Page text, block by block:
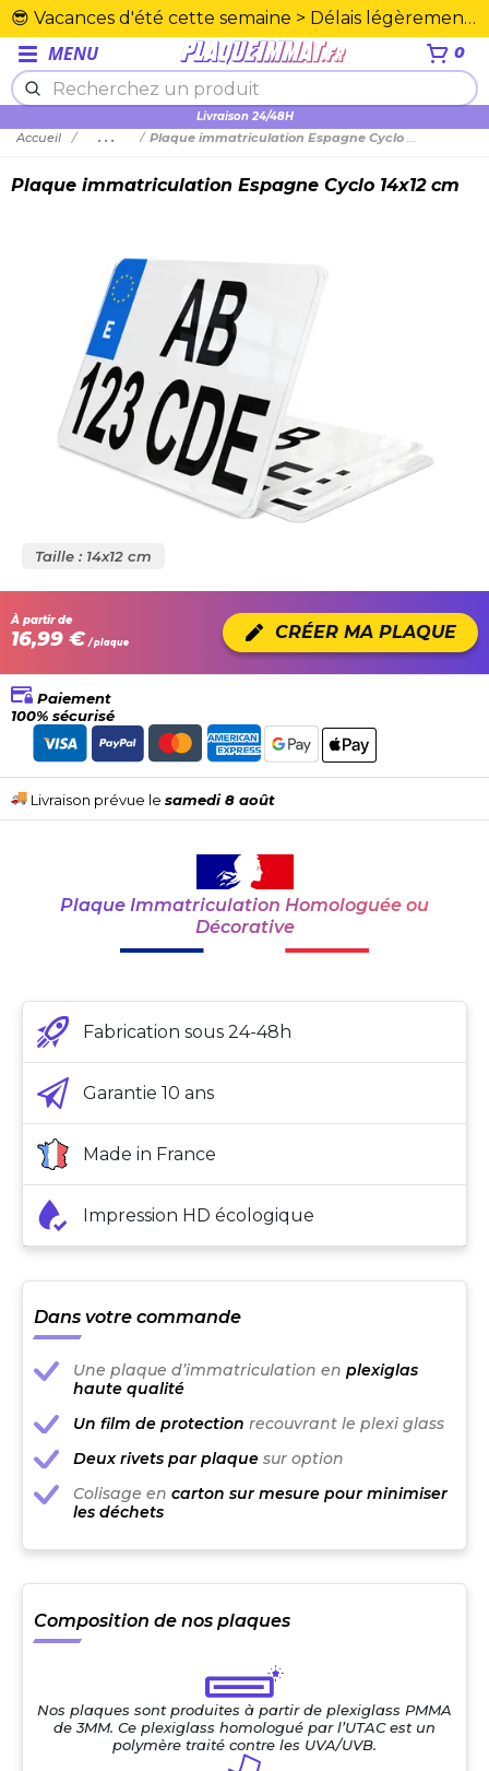
😎 Vacances d'été cette semaine > Délais légèrement rallongés. Merci☀️
MENU 0
Plexiglas en PMMA supérieure
Accueil ... Plaque immatriculation Espagne Cyclo 14x12 cm
Plaque immatriculation Espagne Cyclo 14x12 cm
Taille : 14x12 cm
À partir de
16,99 € / plaque CRÉER MA PLAQUE
Paiement
100% sécurisé
Livraison prévue le samedi 8 août
Plaque Immatriculation Homologuée ou
Décorative
Fabrication sous 24-48h
Garantie 10 ans
Made in France
Impression HD écologique
Dans votre commande
Une plaque d’immatriculation en plexiglas
haute qualité
Un film de protection recouvrant le plexi glass
Deux rivets par plaque sur option
Colisage en carton sur mesure pour minimiser
les déchets
Composition de nos plaques
Nos plaques sont produites à partir de plexiglass PMMA
de 3MM. Ce plexiglass homologué par l’UTAC est un
polymère traité contre les UVA/UVB.